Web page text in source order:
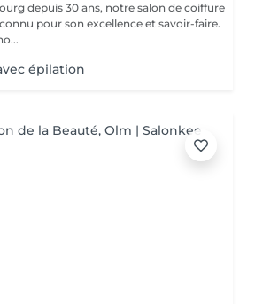
depuis 30 ans, notre salon de coiffure
pour son excellence et savoir-faire.
épilation